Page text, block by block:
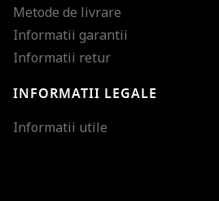
Metode de livrare
Informatii garantii
Informatii retur
INFORMATII LEGALE
Informatii utile